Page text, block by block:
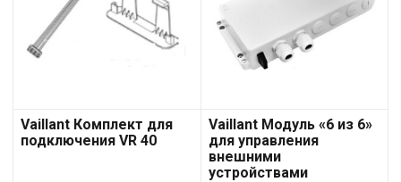
Vaillant Комплект для
подключения VR 40
Vaillant Модуль «6 из 6»
для управления
внешними
устройствами